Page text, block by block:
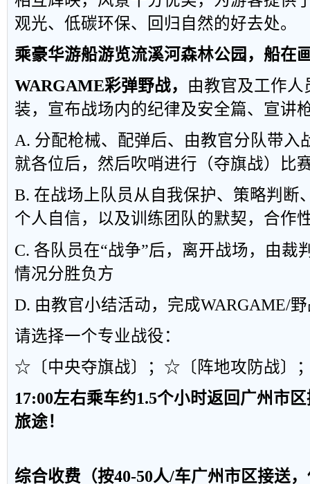
观光、低碳环保、回归自然的好去处。
乘豪华游船游览流溪河森林公园，船在
WARGAME彩弹野战， 由教官及工作
装，宣布战场内的纪律及安全篇、宣讲
A. 分配枪械、配弹后、由教官分队带入
就各位后，然后吹哨进行（夺旗战）比
B. 在战场上队员从自我保护、策略判断
个人自信，以及训练团队的默契，合作
C. 各队员在“战争”后，离开战场，由裁
情况分胜负方
D. 由教官小结活动，完成WARGAME/
请选择一个专业战役：
☆〔中央夺旗战〕；☆〔阵地攻防战〕
17:00左右乘车约1.5个小时返回广州市
旅途！
综合收费（按40-50人/车广州市区接送